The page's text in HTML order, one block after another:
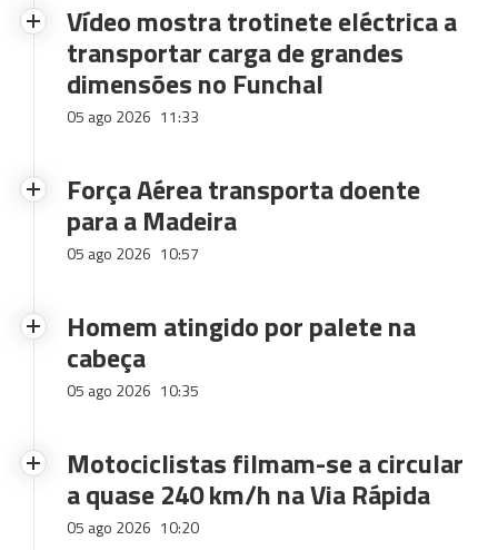
Vídeo mostra trotinete eléctrica a
transportar carga de grandes
dimensões no Funchal
05 ago 2026 11:33
Força Aérea transporta doente
para a Madeira
05 ago 2026 10:57
Homem atingido por palete na
cabeça
05 ago 2026 10:35
Motociclistas filmam-se a circular
a quase 240 km/h na Via Rápida
05 ago 2026 10:20